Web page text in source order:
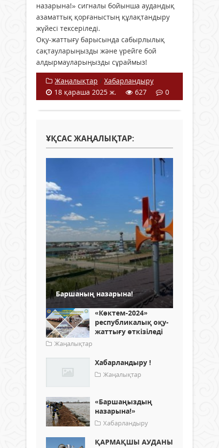
назарына!» сигналы бойынша аудандық
азаматтық қорғаныстың құлақтандыру
жүйесі тексеріледі.
Оқу-жаттығу барысында сабырлылық
сақтауларыңызды және үрейге бой
алдырмауларыңызды сұраймыз!
Жаңалықтар / Хабарландыру
18 қараша 2025 ж.
627 0
ҰҚСАС ЖАҢАЛЫҚТАР:
Баршаның назарына!
«Көктем-2024»
республикалық оқу-
жаттығу өткізіледі
Жаңалықтар
Хабарландыру !
Жаңалықтар
«Баршаңыздың
назарына!»
Хабарландыру
ҚАРМАҚШЫ АУДАНЫ